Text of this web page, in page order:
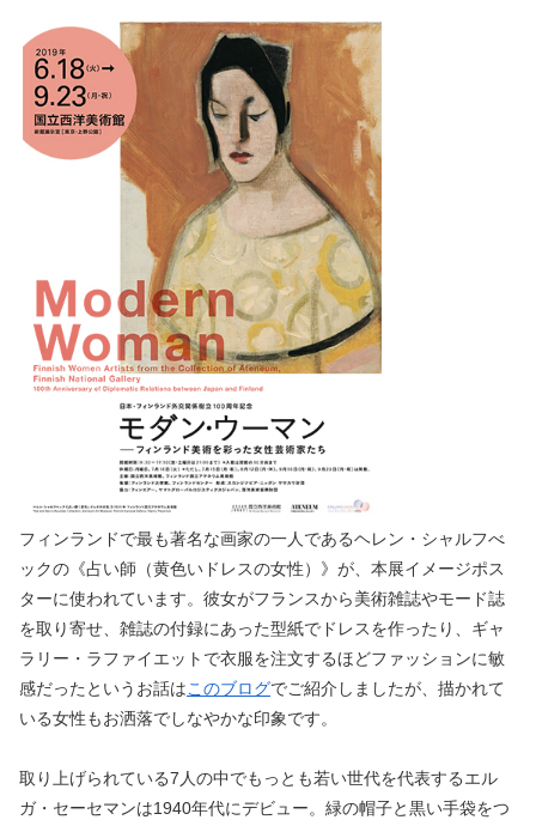
フィンランドで最も著名な画家の一人であるヘレン・シャルフべ
ックの《占い師（黄色いドレスの女性）》が、本展イメージポス
ターに使われています。彼女がフランスから美術雑誌やモード誌
を取り寄せ、雑誌の付録にあった型紙でドレスを作ったり、ギャ
ラリー・ラファイエットで衣服を注文するほどファッションに敏
感だったというお話はこのブログでご紹介しましたが、描かれて
いる女性もお洒落でしなやかな印象です。
取り上げられている7人の中でもっとも若い世代を代表するエル
ガ・セーセマンは1940年代にデビュー。緑の帽子と黒い手袋をつ